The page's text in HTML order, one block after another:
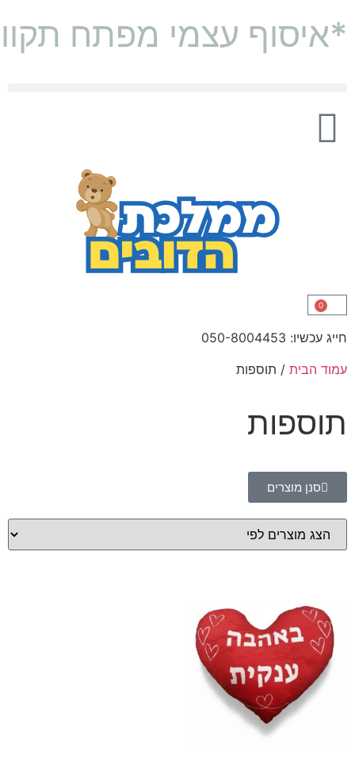
*איסוף עצמי מפתח
0
חייג עכשיו: 050-8004453
עמוד הבית / תוספות
תוספות
סנן מוצרים